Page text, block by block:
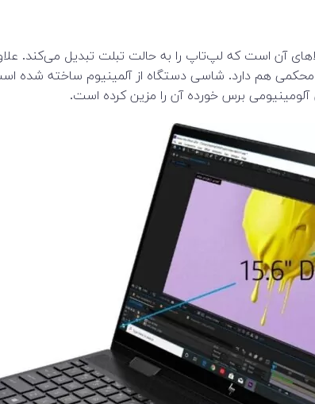
به جز لمسی بودن صفحه‌‌نمایش، گردش 360 درجه‌ای لولاهای آن است که لپ‌تاپ را
محکمی هم دارد. شاسی دستگاه از آلمینیوم ساخته شده
برس خورده آن را مزین کرده است.